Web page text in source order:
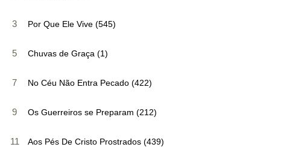
3 Por Que Ele Vive (545)
5 Chuvas de Graça (1)
7 No Céu Não Entra Pecado (422)
9 Os Guerreiros se Preparam (212)
11 Aos Pés De Cristo Prostrados (439)